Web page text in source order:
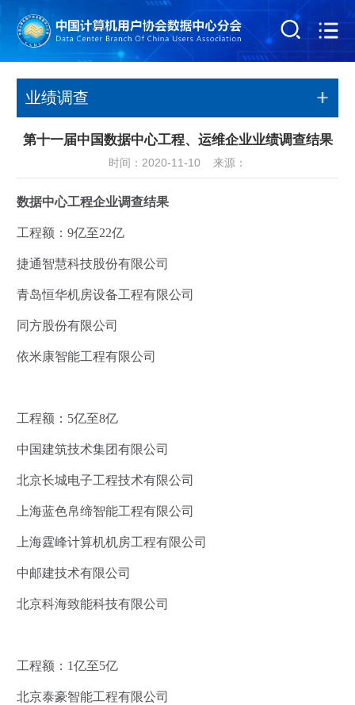
业绩调查
第十一届中国数据中心工程、运维企业业绩调查结果
时间：2020-11-10 来源：
数据中心工程企业调查结果
工程额：9亿至22亿
捷通智慧科技股份有限公司
青岛恒华机房设备工程有限公司
同方股份有限公司
依米康智能工程有限公司
工程额：5亿至8亿
中国建筑技术集团有限公司
北京长城电子工程技术有限公司
上海蓝色帛缔智能工程有限公司
上海霆峰计算机机房工程有限公司
中邮建技术有限公司
北京科海致能科技有限公司
工程额：1亿至5亿
北京泰豪智能工程有限公司